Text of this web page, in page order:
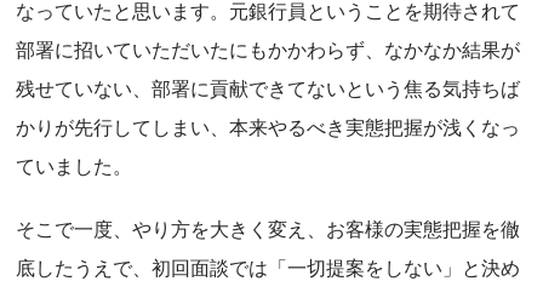
なっていたと思います。元銀行員ということを期待されて
部署に招いていただいたにもかかわらず、なかなか結果が
残せていない、部署に貢献できてないという焦る気持ちば
かりが先行してしまい、本来やるべき実態把握が浅くなっ
ていました。
そこで一度、やり方を大きく変え、お客様の実態把握を徹
底したうえで、初回面談では「一切提案をしない」と決め